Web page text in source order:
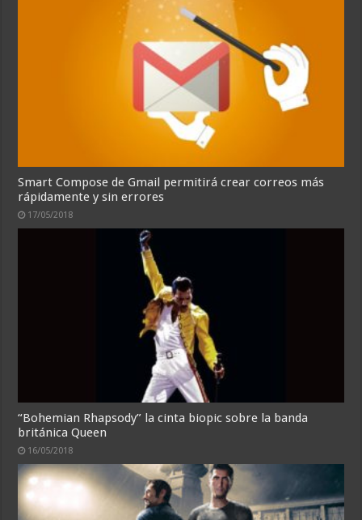
Smart Compose de Gmail permitirá crear correos más
rápidamente y sin errores
17/05/2018
“Bohemian Rhapsody” la cinta biopic sobre la banda
británica Queen
16/05/2018